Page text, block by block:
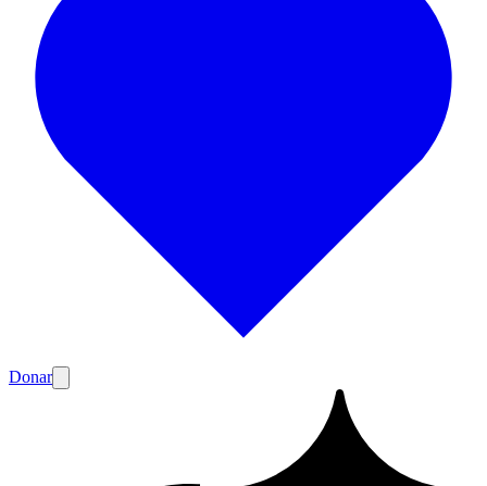
Donar